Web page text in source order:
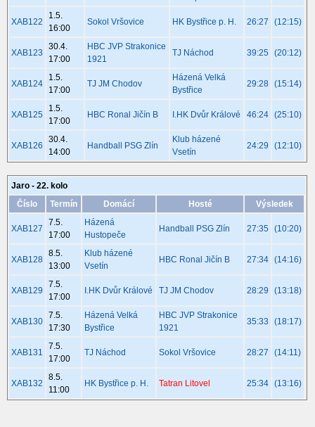
XAB122
1.5.
16:00
Sokol Vršovice HK Bystřice p. H. 26:27 (12:15)
XAB123
30.4.
17:00
HBC JVP Strakonice
1921
TJ Náchod 39:25 (20:12)
XAB124
1.5.
17:00
TJ JM Chodov
Házená Velká
Bystřice
29:28 (15:14)
XAB125
1.5.
17:00
HBC Ronal Jičín B I.HK Dvůr Králové 46:24 (25:10)
XAB126
30.4.
14:00
Handball PSG Zlín
Klub házené
Vsetín
24:29 (12:10)
Jaro - 22. kolo
Číslo
Termín Domácí Hosté Výsledek
XAB127
7.5.
17:00
Házená
Hustopeče
Handball PSG Zlín 27:35 (10:20)
XAB128
8.5.
13:00
Klub házené
Vsetín
HBC Ronal Jičín B 27:34 (14:16)
XAB129
7.5.
17:00
I.HK Dvůr Králové TJ JM Chodov 28:29 (13:18)
XAB130
7.5.
17:30
Házená Velká
Bystřice
HBC JVP Strakonice
1921
35:33 (18:17)
XAB131
7.5.
17:00
TJ Náchod Sokol Vršovice 28:27 (14:11)
XAB132
8.5.
11:00
HK Bystřice p. H. Tatran Litovel 25:34 (13:16)